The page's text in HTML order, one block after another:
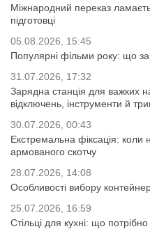
Міжнародний переказ
підготовці
05.08.2026, 15:45
Популярні фільми року: що
31.07.2026, 17:32
Зарядна станція для важких
відключень, інструменти й
30.07.2026, 00:43
Екстремальна фіксація: коли
армованого скотчу
28.07.2026, 14:08
Особливості вибору
25.07.2026, 16:59
Стільці для кухні: що